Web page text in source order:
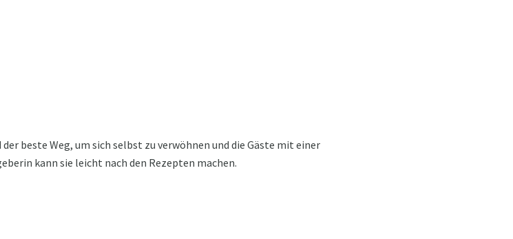
beste Weg, um sich selbst zu verwöhnen und die Gäste mit einer
kann sie leicht nach den Rezepten machen.